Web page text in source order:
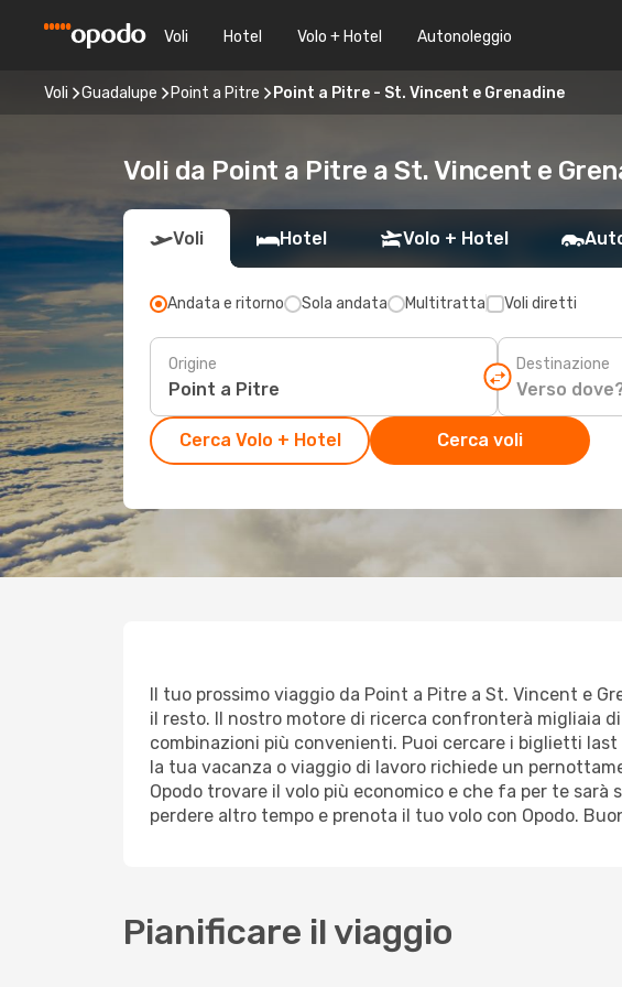
Voli Hotel Volo + Hotel Autonoleggio
Voli Guadalupe Point a Pitre Point a Pitre - St. Vincent e Grenadine
Voli da Point a Pitre a St. Vincent e
Voli Hotel Volo + Hotel
Andata e ritorno Sola andata Multitratta Voli diretti
Origine Destinazione
Cerca Volo + Hotel Cerca voli
Il tuo prossimo viaggio da Point a Pitre a St. Vincent e
il resto. Il nostro motore di ricerca confronterà migliaia
combinazioni più convenienti. Puoi cercare i biglietti
la tua vacanza o viaggio di lavoro richiede un
Opodo trovare il volo più economico e che fa per te
perdere altro tempo e prenota il tuo volo con Opodo.
Pianificare il viaggio